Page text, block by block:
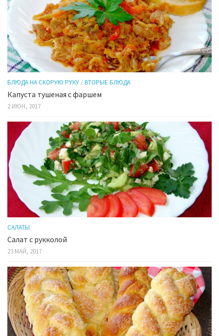
БЛЮДА НА СКОРУЮ РУКУ / ВТОРЫЕ БЛЮДА
Капуста тушеная с фаршем
2 ИЮН, 2017
САЛАТЫ
Салат с рукколой
23 МАЙ, 2017